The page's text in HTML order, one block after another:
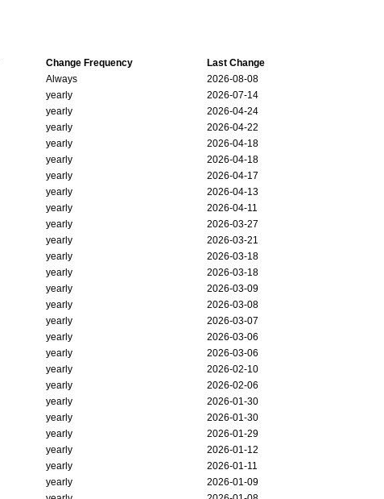
Last Change
Change Frequency
2026-08-08
Always
2026-07-14
yearly
2026-04-24
yearly
2026-04-22
yearly
2026-04-18
yearly
2026-04-18
yearly
2026-04-17
yearly
2026-04-13
yearly
2026-04-11
yearly
2026-03-27
yearly
2026-03-21
yearly
2026-03-18
yearly
2026-03-18
yearly
2026-03-09
yearly
2026-03-08
yearly
2026-03-07
yearly
2026-03-06
yearly
2026-03-06
yearly
2026-02-10
yearly
2026-02-06
yearly
2026-01-30
yearly
2026-01-30
yearly
2026-01-29
yearly
2026-01-12
yearly
2026-01-11
yearly
2026-01-09
yearly